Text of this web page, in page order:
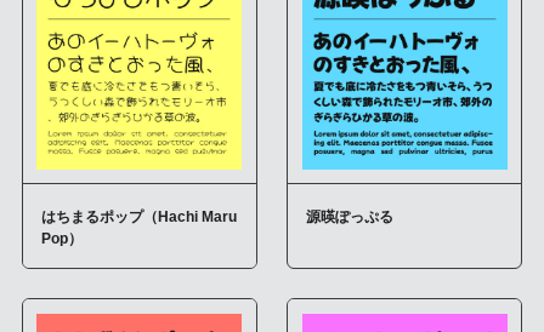
はちまるポップ（Hachi Maru
Pop）
源暎ぽっぷる